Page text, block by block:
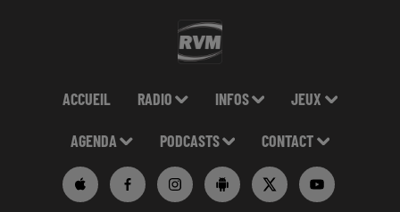
ACCUEIL RADIO INFOS JEUX
AGENDA PODCASTS CONTACT